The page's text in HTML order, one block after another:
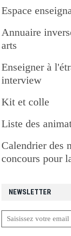
NEWSLETTER
Espace
Annuaire
arts
Enseigner à
interview
Kit et colle
Liste des
Calendrier des
concours pour